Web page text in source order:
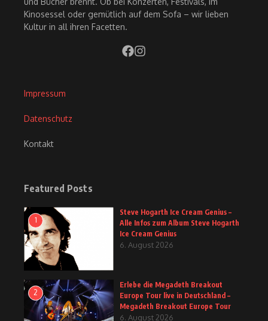
Kinosessel oder gemütlich auf dem Sofa – wir lieben
Kultur in all ihren Facetten.
Impressum
Datenschutz
Kontakt
Featured Posts
1
Steve Hogarth Ice Cream Genius –
Alle Infos zum Album Steve Hogarth
Ice Cream Genius
6. August 2026
2
Erlebe die Megadeth Breakout
Europe Tour live in Deutschland –
Megadeth Breakout Europe Tour
6. August 2026